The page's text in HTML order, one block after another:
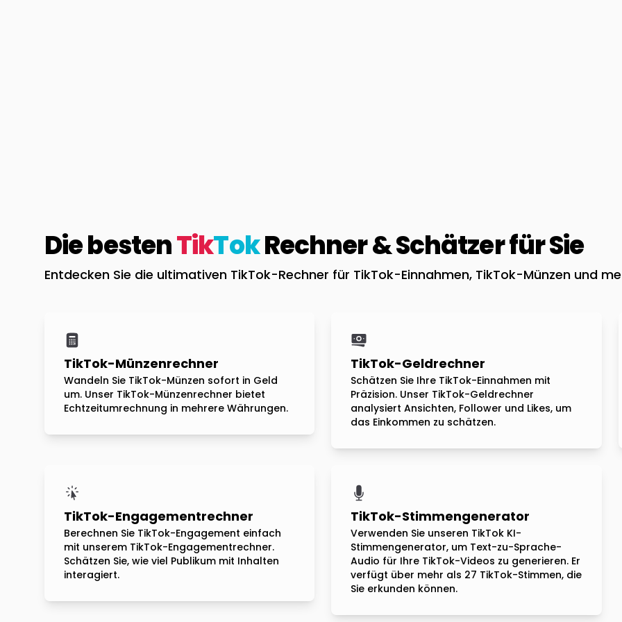
Die bestenTikTokRechner & Schätzer für Sie
Entdecken Sie die ultimativen TikTok-Rechner für TikTok-Einnahmen, TikTok-Münzen und
TikTok-Münzenrechner
Wandeln Sie TikTok-Münzen sofort in Geld
um. Unser TikTok-Münzenrechner bietet
Echtzeitumrechnung in mehrere Währungen.
TikTok-Geldrechner
Schätzen Sie Ihre TikTok-Einnahmen mit
Präzision. Unser TikTok-Geldrechner
analysiert Ansichten, Follower und Likes, um
das Einkommen zu schätzen.
TikTok-Engagementrechner
Berechnen Sie TikTok-Engagement einfach
mit unserem TikTok-Engagementrechner.
Schätzen Sie, wie viel Publikum mit Inhalten
interagiert.
TikTok-Stimmengenerator
Verwenden Sie unseren TikTok KI-
Stimmengenerator, um Text-zu-Sprache-
Audio für Ihre TikTok-Videos zu generieren. Er
verfügt über mehr als 27 TikTok-Stimmen, die
Sie erkunden können.